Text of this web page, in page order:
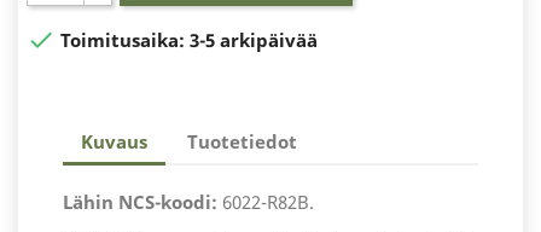
 Toimitusaika: 3-5 arkipäivää
Kuvaus Tuotetiedot
Lähin NCS-koodi: 6022-R82B.